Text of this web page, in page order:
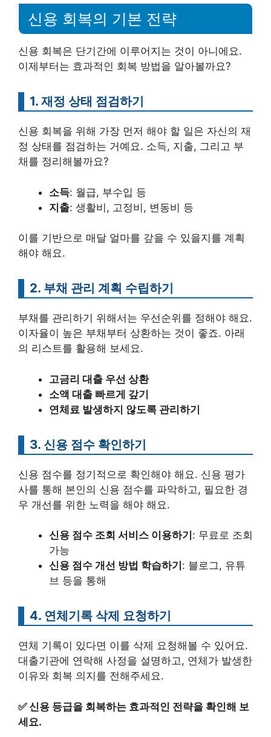
신용 회복의 기본 전략
신용 회복은 단기간에 이루어지는 것이 아니에요.
이제부터는 효과적인 회복 방법을 알아볼까요?
1. 재정 상태 점검하기
신용 회복을 위해 가장 먼저 해야 할 일은 자신의 재
정 상태를 점검하는 거예요. 소득, 지출, 그리고 부
채를 정리해볼까요?
소득: 월급, 부수입 등
지출: 생활비, 고정비, 변동비 등
이를 기반으로 매달 얼마를 갚을 수 있을지를 계획
해야 해요.
2. 부채 관리 계획 수립하기
부채를 관리하기 위해서는 우선순위를 정해야 해요.
이자율이 높은 부채부터 상환하는 것이 좋죠. 아래
의 리스트를 활용해 보세요.
고금리 대출 우선 상환
소액 대출 빠르게 갚기
연체료 발생하지 않도록 관리하기
3. 신용 점수 확인하기
신용 점수를 정기적으로 확인해야 해요. 신용 평가
사를 통해 본인의 신용 점수를 파악하고, 필요한 경
우 개선를 위한 노력을 해야 해요.
신용 점수 조회 서비스 이용하기 : 무료로 조회
가능
신용 점수 개선 방법 학습하기 : 블로그, 유튜
브 등을 통해
4. 연체기록 삭제 요청하기
연체 기록이 있다면 이를 삭제 요청해볼 수 있어요.
대출기관에 연락해 사정을 설명하고, 연체가 발생한
이유와 회복 의지를 전해주세요.
✅신용 등급을 회복하는 효과적인 전략을 확인해 보
세요.